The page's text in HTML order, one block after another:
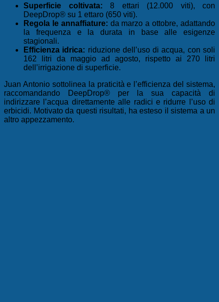
Superficie coltivata: 8 ettari (12.000 viti), con
DeepDrop® su 1 ettaro (650 viti).
Regola le annaffiature: da marzo a ottobre, adattando
la frequenza e la durata in base alle esigenze
stagionali.
Efficienza idrica: riduzione dell’uso di acqua, con soli
162 litri da maggio ad agosto, rispetto ai 270 litri
dell’irrigazione di superficie.
Juan Antonio sottolinea la praticità e l’efficienza del sistema,
raccomandando DeepDrop® per la sua capacità di
indirizzare l’acqua direttamente alle radici e ridurre l’uso di
erbicidi. Motivato da questi risultati, ha esteso il sistema a un
altro appezzamento.